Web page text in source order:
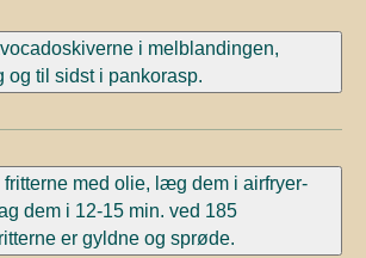
i melblandingen,
og til sidst i pankorasp.
fritterne med olie, læg dem i airfryer-
dem i 12-15 min. ved 185
er gyldne og sprøde.